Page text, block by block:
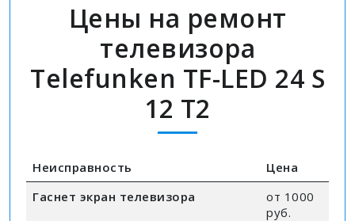
Цены на ремонт
телевизора
Telefunken TF-LED 24 S
12 T2
Неисправность
Цена
Гаснет экран телевизора
от 1000
руб.